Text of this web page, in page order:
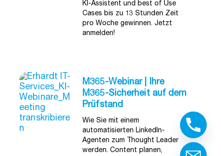
KI-Assistent und best of Use
Cases bis zu 13 Stunden Zeit
pro Woche gewinnen. Jetzt
anmelden!
M365-Webinar | Ihre
M365-Sicherheit auf dem
Prüfstand
Wie Sie mit einem
automatisierten LinkedIn-
Agenten zum Thought Leader
werden. Content planen,